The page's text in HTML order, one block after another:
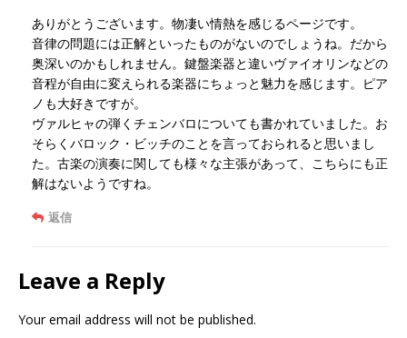
ありがとうございます。物凄い情熱を感じるページです。
音律の問題には正解といったものがないのでしょうね。だから
奥深いのかもしれません。鍵盤楽器と違いヴァイオリンなどの
音程が自由に変えられる楽器にちょっと魅力を感じます。ピア
ノも大好きですが。
ヴァルヒャの弾くチェンバロについても書かれていました。お
そらくバロック・ビッチのことを言っておられると思いまし
た。古楽の演奏に関しても様々な主張があって、こちらにも正
解はないようですね。
返信
Leave a Reply
Your email address will not be published.